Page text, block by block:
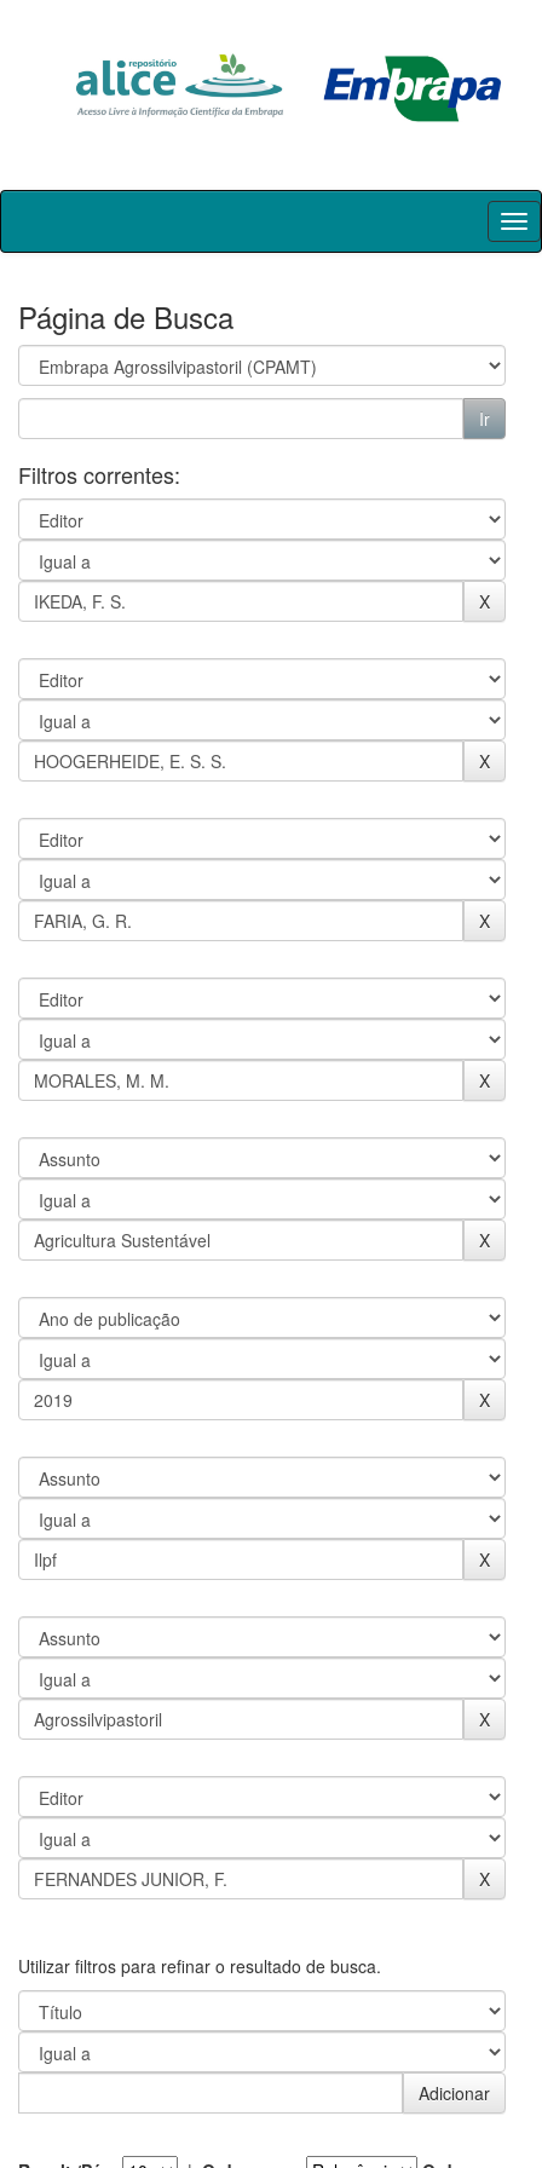
Skip
Página de Busca
Filtros correntes:
Utilizar filtros para refinar o resultado de busca.